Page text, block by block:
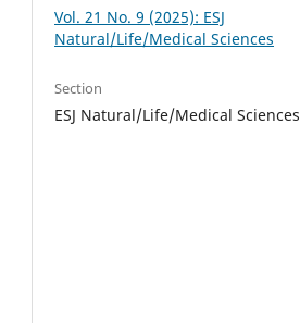
Vol. 21 No. 9 (2025): ESJ
Natural/Life/Medical Sciences
Section
ESJ Natural/Life/Medical Sciences